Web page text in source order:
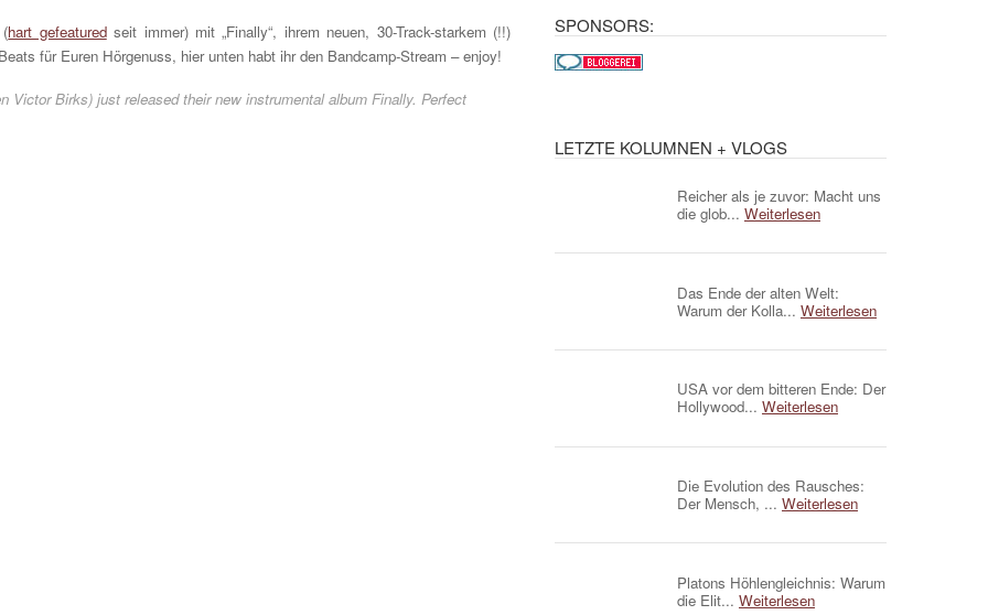
hart gefeaturedseit immer) mit „Finally“, ihrem neuen, 30-Track-starkem (!!)
für Euren Hörgenuss, hier unten habt ihr den Bandcamp-Stream – enjoy!
Victor Birks) just released their new instrumental album Finally. Perfect
SPONSORS:
LETZTE KOLUMNEN + VLOGS
Reicher als je zuvor: Macht uns
die glob... Weiterlesen
Das Ende der alten Welt:
Warum der Kolla... Weiterlesen
USA vor dem bitteren Ende: Der
Hollywood... Weiterlesen
Die Evolution des Rausches:
Der Mensch, ... Weiterlesen
Platons Höhlengleichnis: Warum
die Elit... Weiterlesen